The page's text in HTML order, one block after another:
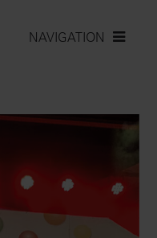
NAVIGATION